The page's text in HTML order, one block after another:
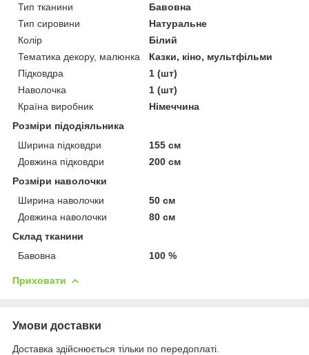
Тип тканини
Бавовна
Тип сировини
Натуральне
Колір
Білий
Тематика декору, малюнка
Казки, кіно, мультфільми
Підковдра
1 (шт)
Наволочка
1 (шт)
Країна виробник
Німеччина
Розміри підодіяльника
Ширина підковдри
155 см
Довжина підковдри
200 см
Розміри наволочки
Ширина наволочки
50 см
Довжина наволочки
80 см
Склад тканини
Бавовна
100 %
Приховати
Умови доставки
Доставка здійснюється тільки по передоплаті.